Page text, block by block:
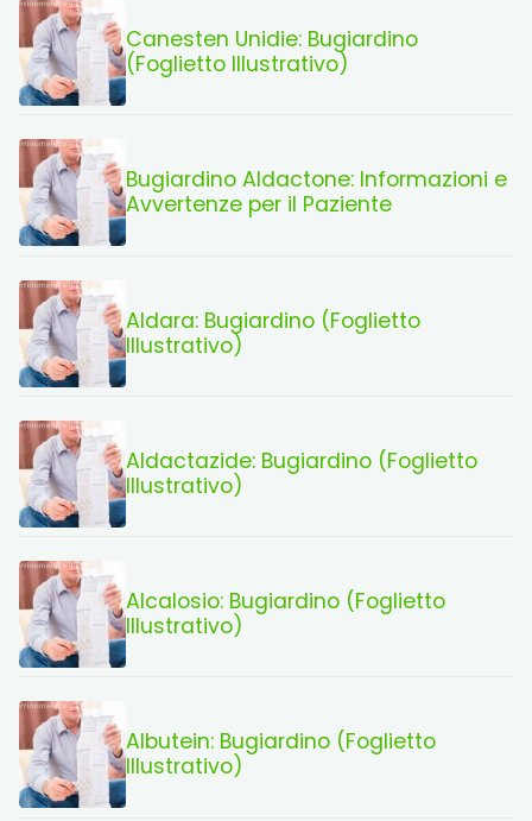
Canesten Unidie: Bugiardino
(Foglietto Illustrativo)
Bugiardino Aldactone: Informazioni e
Avvertenze per il Paziente
Aldara: Bugiardino (Foglietto
Illustrativo)
Aldactazide: Bugiardino (Foglietto
Illustrativo)
Alcalosio: Bugiardino (Foglietto
Illustrativo)
Albutein: Bugiardino (Foglietto
Illustrativo)